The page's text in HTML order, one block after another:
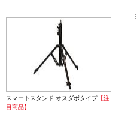
スマートスタンド オスダボタイプ【注
目商品】